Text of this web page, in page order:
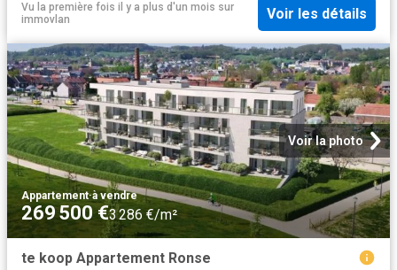
Vu la première fois il y a plus d'un mois sur
immovlan
Voir les détails
Voir la photo
Appartement·à vendre
269 500 €3 286 €/m²
te koop Appartement Ronse